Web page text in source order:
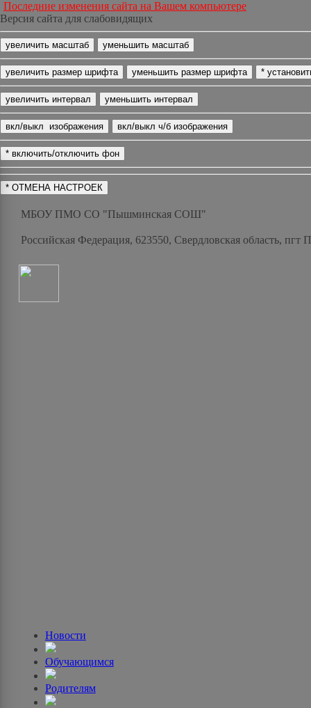
Последние изменения сайта на Вашем компьютере
Версия сайта для слабовидящих
МБОУ ПМО СО "Пышминская СОШ"
Российская Федерация, 623550, Свердловская область,
Новости
Обучающимся
Родителям